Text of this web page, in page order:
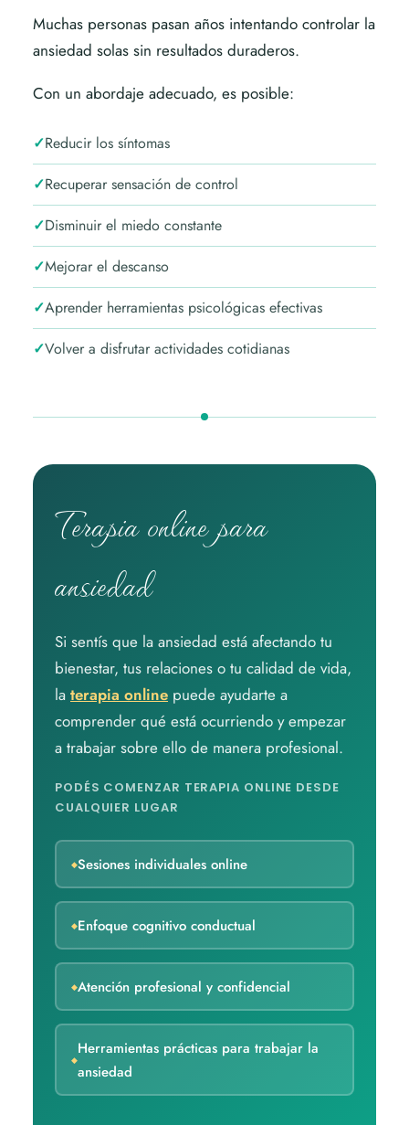
Muchas personas pasan años intentando controlar la
ansiedad solas sin resultados duraderos.
Con un abordaje adecuado, es posible:
Reducir los síntomas
Recuperar sensación de control
Disminuir el miedo constante
Mejorar el descanso
Aprender herramientas psicológicas efectivas
Volver a disfrutar actividades cotidianas
Terapia online para
ansiedad
Si sentís que la ansiedad está afectando tu
bienestar, tus relaciones o tu calidad de vida,
la terapia online puede ayudarte a
comprender qué está ocurriendo y empezar
a trabajar sobre ello de manera profesional.
PODÉS COMENZAR TERAPIA ONLINE DESDE
CUALQUIER LUGAR
Sesiones individuales online
Enfoque cognitivo conductual
Atención profesional y confidencial
Herramientas prácticas para trabajar la
ansiedad